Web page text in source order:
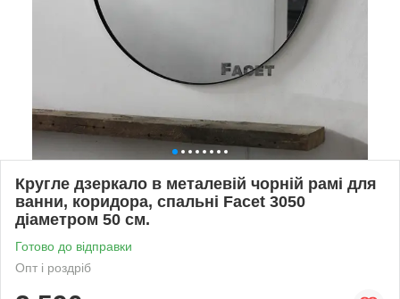
Кругле дзеркало в металевій чорній рамі для
ванни, коридора, спальні Facet 3050
діаметром 50 см.
Готово до відправки
Опт і роздріб